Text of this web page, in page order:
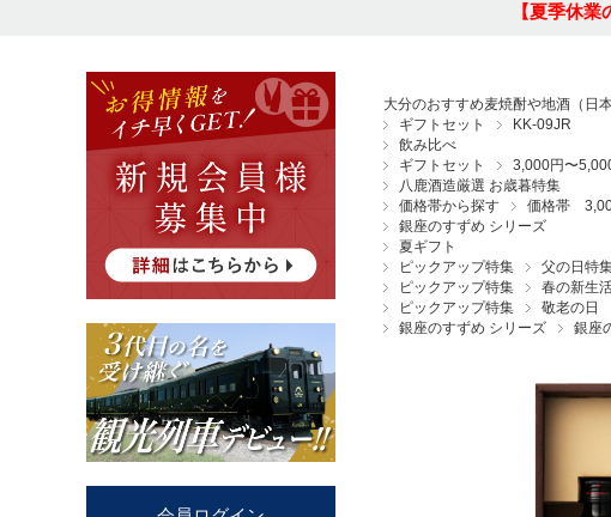
【夏季休
大分のおすすめ麦焼酎や地酒（日
ギフトセット
KK-09JR
飲み比べ
ギフトセット
3,000円〜
八鹿酒造厳選 お歳暮特集
価格帯から探す
価格帯
銀座のすずめ シリーズ
夏ギフト
ピックアップ特集
父の日特
ピックアップ特集
春の新生
ピックアップ特集
敬老の日
銀座のすずめ シリーズ
銀座